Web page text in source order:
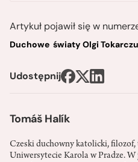
Tomáš Halík
Czeski duchowny katolicki, filozof,
Uniwersytecie Karola w Pradze.
Artykuł pojawił się w
Duchowe światy Olgi
Udostępnij